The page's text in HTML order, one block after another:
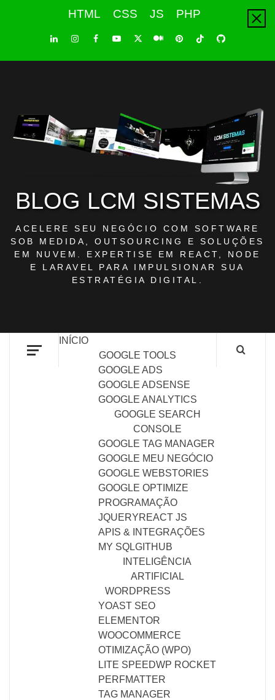
HTML CSS JS PHP
LinkedInInstagramFacebookYoutube
X PinterestTiktokGithub
BLOG LCM SISTEMAS
ACELERE SEU NEGÓCIO COM SOFTWARE
SOB MEDIDA, OUTSOURCING E SOLUÇÕES
EM NUVEM. EXPERTISE EM REACT, NODE
E LARAVEL PARA IMPULSIONAR SUA
ESTRATÉGIA DIGITAL.
INÍCIO
GOOGLE TOOLS
GOOGLE ADS
GOOGLE ADSENSE
GOOGLE ANALYTICS
GOOGLE SEARCH
CONSOLE
GOOGLE TAG MANAGER
GOOGLE MEU NEGÓCIO
GOOGLE WEBSTORIES
GOOGLE OPTIMIZE
PROGRAMAÇÃO
JQUERYREACT JS
APIS & INTEGRAÇÕES
MY SQLGITHUB
INTELIGÊNCIA
ARTIFICIAL
WORDPRESS
YOAST SEO
ELEMENTOR
WOOCOMMERCE
OTIMIZAÇÃO (WPO)
LITE SPEEDWP ROCKET
PERFMATTER
TAG MANAGER